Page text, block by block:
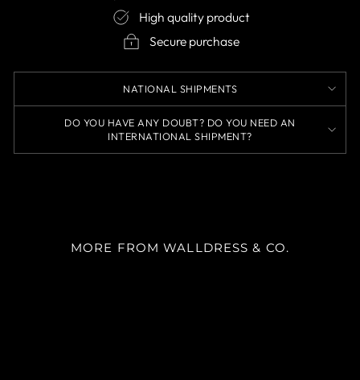
High quality product
Secure purchase
NATIONAL SHIPMENTS
DO YOU HAVE ANY DOUBT? DO YOU NEED AN
INTERNATIONAL SHIPMENT?
MORE FROM WALLDRESS & CO.